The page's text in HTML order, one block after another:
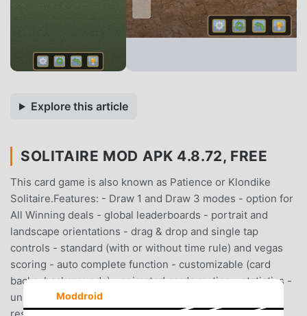
Explore this article
SOLITAIRE MOD APK 4.8.72, FREE
This card game is also known as Patience or Klondike
Solitaire.Features: - Draw 1 and Draw 3 modes - option for
All Winning deals - global leaderboards - portrait and
landscape orientations - drag & drop and single tap
controls - standard (with or without time rule) and vegas
scoring - auto complete function - customizable (card
backs, backgrounds) - animated cards motion - statistics -
unlimited hints and undos - auto save, the game can be
Moddroid